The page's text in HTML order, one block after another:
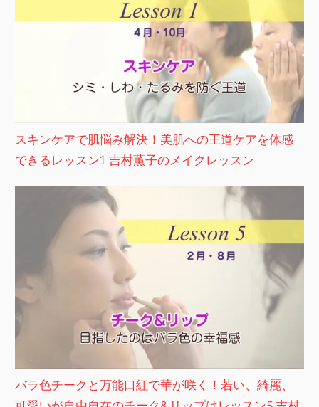
スキンケアで肌悩み解決！美肌への王道ケアを体感
できるレッスン1 吉村薫子のメイクレッスン
バラ色チークと万能口紅で華が咲く！若い、綺麗、